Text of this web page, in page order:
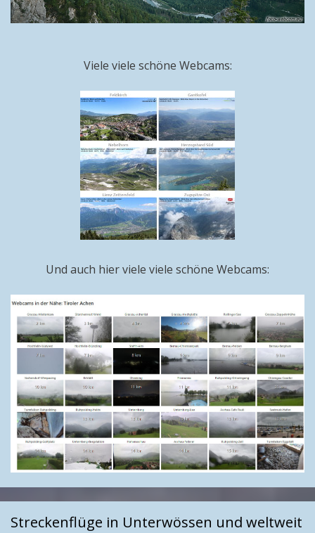
Viele viele schöne Webcams:
Und auch hier viele viele schöne Webcams:
Streckenflüge in Unterwössen und weltweit